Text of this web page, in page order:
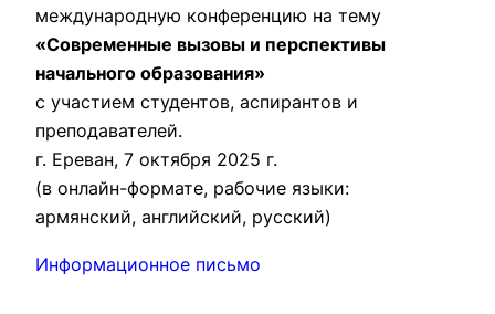
международную конференцию на тему
«Современные вызовы и перспективы
начального образования»
с участием студентов, аспирантов и
преподавателей.
г. Ереван, 7 октября 2025 г.
(в онлайн-формате, рабочие языки:
армянский, английский, русский)
Информационное письмо